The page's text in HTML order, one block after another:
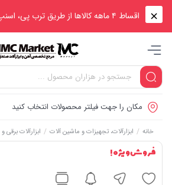
اقساط ۴ ماهه کالاها از طریق ترب پی، اسنپ پی و دیجی پی
مکان را جهت فیلتر محصولات انتخاب کنید
خانه / ابزارآلات، تجهیزات و ماشین آلات / ابزارآلات برقی
فروش ویژه !